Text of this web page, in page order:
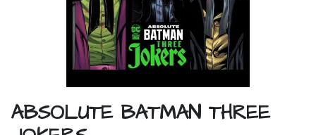
ABSOLUTE BATMAN THREE